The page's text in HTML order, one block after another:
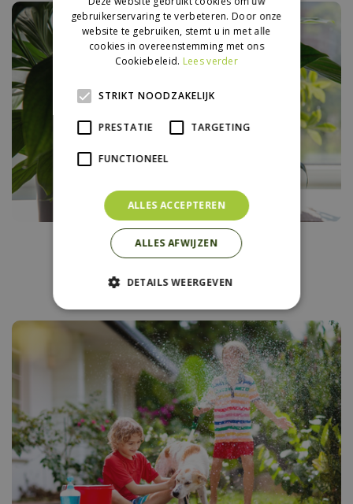
Vakantietips voor je
kamerplanten
gebruikerservaring te verbeteren. Door onze
website te gebruiken, stemt u in met alle
cookies in overeenstemming met ons
Cookiebeleid. Lees verder
STRIKT NOODZAKELIJK
PRESTATIE TARGETING
FUNCTIONEEL
ALLES ACCEPTEREN
ALLES AFWIJZEN
DETAILS WEERGEVEN